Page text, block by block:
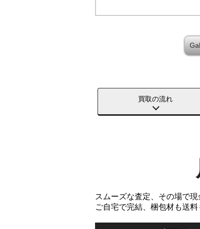
買取の流れ
スムーズな査定、その場で
ご自宅で完結、梱包材も送